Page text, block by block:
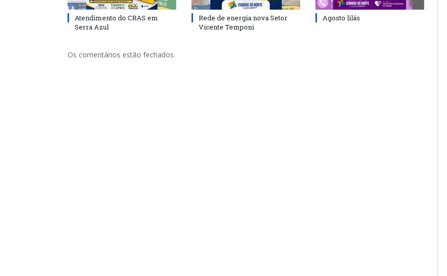
Atendimento do CRAS em
Serra Azul
Rede de energia nova Setor
Vicente Temponi
Agosto lilás
Os comentários estão fechados.